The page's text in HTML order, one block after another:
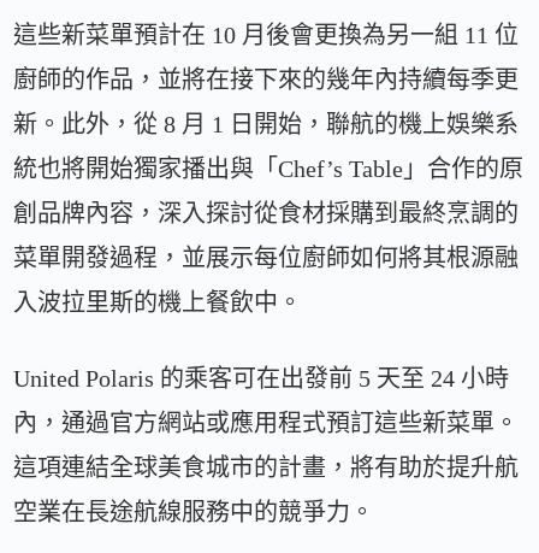
這些新菜單預計在 10 月後會更換為另一組 11 位
廚師的作品，並將在接下來的幾年內持續每季更
新。此外，從 8 月 1 日開始，聯航的機上娛樂系
統也將開始獨家播出與「Chef’s Table」合作的原
創品牌內容，深入探討從食材採購到最終烹調的
菜單開發過程，並展示每位廚師如何將其根源融
入波拉里斯的機上餐飲中。
United Polaris 的乘客可在出發前 5 天至 24 小時
內，通過官方網站或應用程式預訂這些新菜單。
這項連結全球美食城市的計畫，將有助於提升航
空業在長途航線服務中的競爭力。